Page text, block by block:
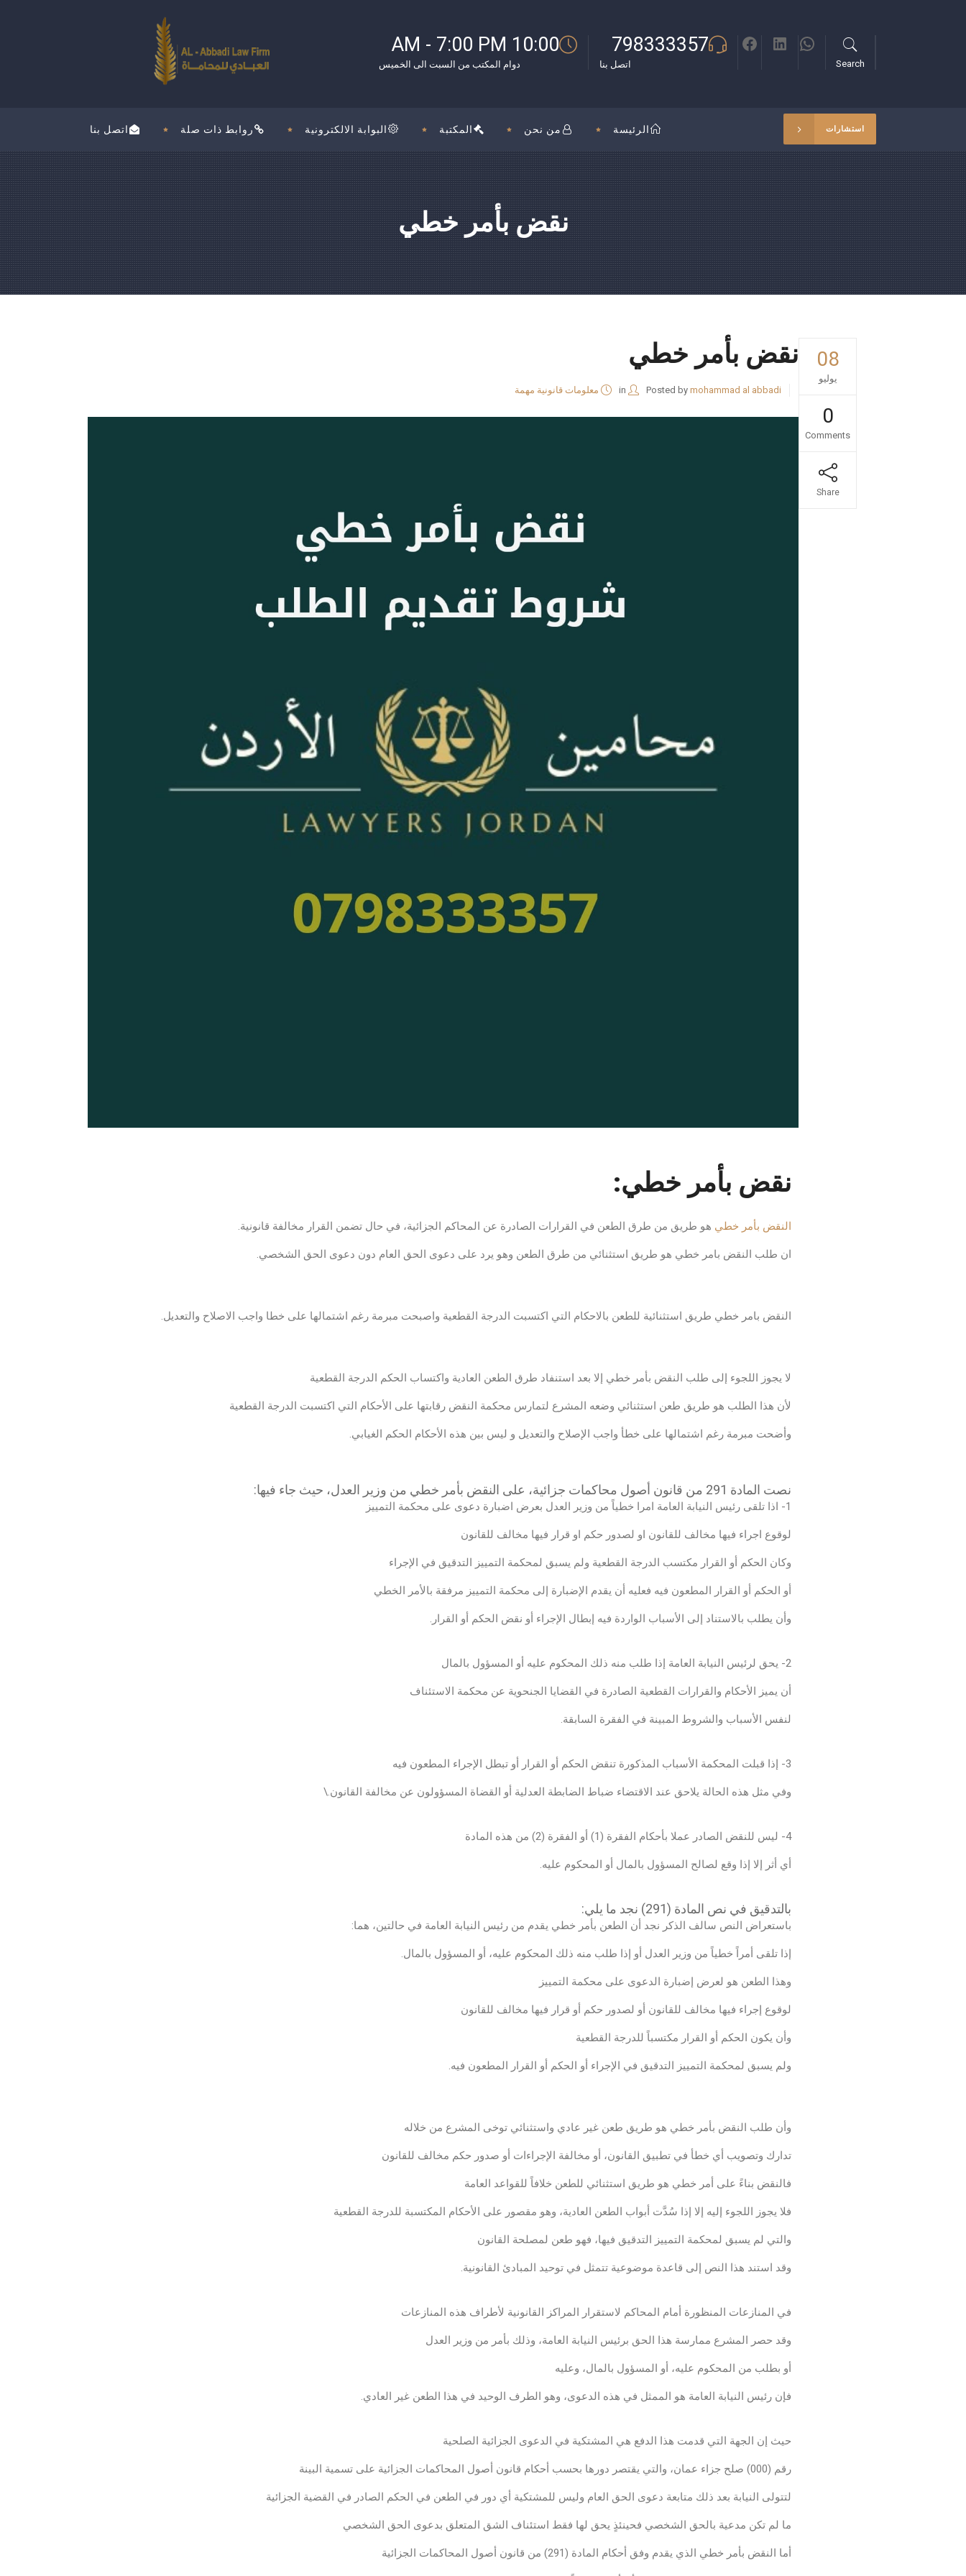
10:00 AM - 7:00 PM
دوام المكتب من السبت الى الخميس
798333357
اتصل بنا Search
اتصل بنا روابط ذات صلة البوابة الالكترونية المكتبة من نحن الرئيسة استشارات
نقض بأمر خطي
08
يوليو
0
Comments
Share
نقض بأمر خطي
Posted by mohammad al abbadi
in معلومات قانونية مهمة
نقض بأمر خطي:
النقض بأمر خطي هو طريق من طرق الطعن في القرارات الصادرة عن المحاكم الجزائية، في حال تضمن القرار مخالفة قانونية.
ان طلب النقض بامر خطي هو طريق استثنائي من طرق الطعن وهو يرد على دعوى الحق العام دون دعوى الحق الشخصي.
النقض بامر خطي طريق استثنائية للطعن بالاحكام التي اكتسبت الدرجة القطعية واصبحت مبرمة رغم اشتمالها على خطا واجب الاصلاح والتعديل.
لا يجوز اللجوء إلى طلب النقض بأمر خطي إلا بعد استنفاد طرق الطعن العادية واكتساب الحكم الدرجة القطعية
لأن هذا الطلب هو طريق طعن استثنائي وضعه المشرع لتمارس محكمة النقض رقابتها على الأحكام التي اكتسبت الدرجة القطعية
وأضحت مبرمة رغم اشتمالها على خطأ واجب الإصلاح والتعديل و ليس بين هذه الأحكام الحكم الغيابي.
نصت المادة 291 من قانون أصول محاكمات جزائية، على النقض بأمر خطي من وزير العدل، حيث جاء فيها:
1- اذا تلقى رئيس النيابة العامة امرا خطياً من وزير العدل بعرض اضبارة دعوى على محكمة التمييز
لوقوع اجراء فيها مخالف للقانون او لصدور حكم او قرار فيها مخالف للقانون
وكان الحكم أو القرار مكتسب الدرجة القطعية ولم يسبق لمحكمة التمييز التدقيق في الإجراء
أو الحكم أو القرار المطعون فيه فعليه أن يقدم الإضبارة إلى محكمة التمييز مرفقة بالأمر الخطي
وأن يطلب بالاستناد إلى الأسباب الواردة فيه إبطال الإجراء أو نقض الحكم أو القرار.
2- يحق لرئيس النيابة العامة إذا طلب منه ذلك المحكوم عليه أو المسؤول بالمال
أن يميز الأحكام والقرارات القطعية الصادرة في القضايا الجنحوية عن محكمة الاستئناف
لنفس الأسباب والشروط المبينة في الفقرة السابقة.
3- إذا قبلت المحكمة الأسباب المذكورة تنقض الحكم أو القرار أو تبطل الإجراء المطعون فيه
وفي مثل هذه الحالة يلاحق عند الاقتضاء ضباط الضابطة العدلية أو القضاة المسؤولون عن مخالفة القانون.\
4- ليس للنقض الصادر عملا بأحكام الفقرة (1) أو الفقرة (2) من هذه المادة
أي أثر إلا إذا وقع لصالح المسؤول بالمال أو المحكوم عليه.
بالتدقيق في نص المادة (291) نجد ما يلي:
باستعراض النص سالف الذكر نجد أن الطعن بأمر خطي يقدم من رئيس النيابة العامة في حالتين، هما:
إذا تلقى أمراً خطياً من وزير العدل أو إذا طلب منه ذلك المحكوم عليه، أو المسؤول بالمال.
وهذا الطعن هو لعرض إضبارة الدعوى على محكمة التمييز
لوقوع إجراء فيها مخالف للقانون أو لصدور حكم أو قرار فيها مخالف للقانون
وأن يكون الحكم أو القرار مكتسباً للدرجة القطعية
ولم يسبق لمحكمة التمييز التدقيق في الإجراء أو الحكم أو القرار المطعون فيه.
وأن طلب النقض بأمر خطي هو طريق طعن غير عادي واستثنائي توخى المشرع من خلاله
تدارك وتصويب أي خطأ في تطبيق القانون، أو مخالفة الإجراءات أو صدور حكم مخالف للقانون
فالنقض بناءً على أمر خطي هو طريق استثنائي للطعن خلافاً للقواعد العامة
فلا يجوز اللجوء إليه إلا إذا سُدَّت أبواب الطعن العادية، وهو مقصور على الأحكام المكتسبة للدرجة القطعية
والتي لم يسبق لمحكمة التمييز التدقيق فيها، فهو طعن لمصلحة القانون
وقد استند هذا النص إلى قاعدة موضوعية تتمثل في توحيد المبادئ القانونية.
في المنازعات المنظورة أمام المحاكم لاستقرار المراكز القانونية لأطراف هذه المنازعات
وقد حصر المشرع ممارسة هذا الحق برئيس النيابة العامة، وذلك بأمر من وزير العدل
أو بطلب من المحكوم عليه، أو المسؤول بالمال، وعليه
فإن رئيس النيابة العامة هو الممثل في هذه الدعوى، وهو الطرف الوحيد في هذا الطعن غير العادي.
حيث إن الجهة التي قدمت هذا الدفع هي المشتكية في الدعوى الجزائية الصلحية
رقم (000) صلح جزاء عمان، والتي يقتصر دورها بحسب أحكام قانون أصول المحاكمات الجزائية على تسمية البينة
لتتولى النيابة بعد ذلك متابعة دعوى الحق العام وليس للمشتكية أي دور في الطعن في الحكم الصادر في القضية الجزائية
ما لم تكن مدعية بالحق الشخصي فحينئذٍ يحق لها فقط استئناف الشق المتعلق بدعوى الحق الشخصي
أما النقض بأمر خطي الذي يقدم وفق أحكام المادة (291) من قانون أصول المحاكمات الجزائية